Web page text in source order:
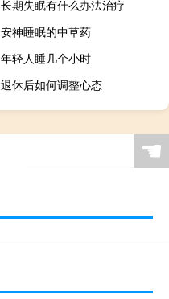
长期失眠有什么办法治疗
安神睡眠的中草药
年轻人睡几个小时
退休后如何调整心态
☚